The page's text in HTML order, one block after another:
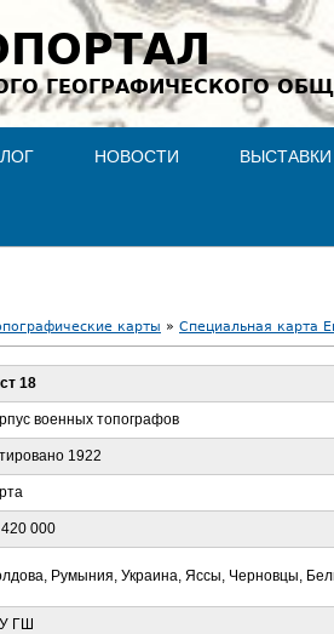
Jump to navigation
ГЕОГРАФИЧЕСКОГО
НОВОСТИ ВЫСТАВКИ
карты » Специальная карта
18
военных топографов
1922
420 000
Румыния, Украина, Яссы, Черновцы,
ГШ